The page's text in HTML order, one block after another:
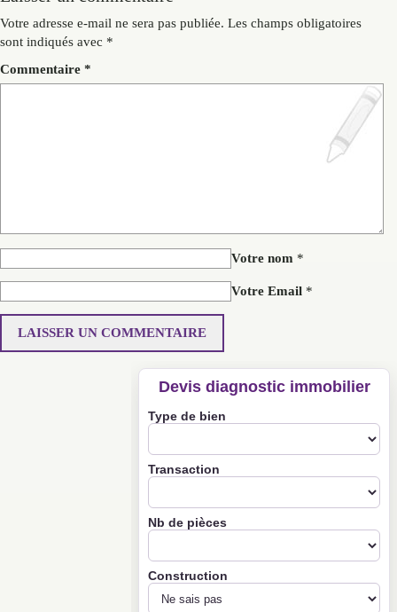
Votre adresse e-mail ne sera pas publiée. Les champs obligatoires
sont indiqués avec *
Commentaire *
Votre nom *
Votre Email *